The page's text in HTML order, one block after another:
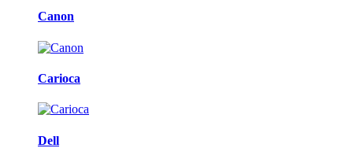
Canon
Carioca
Dell